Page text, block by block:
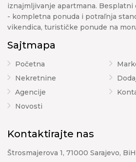
iznajmljivanje apartmana.
- kompletna ponuda i potraľnja
vikendica, turističke ponude na
Sajtmapa
Početna
Nekretnine
Agencije
Novosti
Kontaktirajte nas
Štrosmajerova 1, 71000 Sarajevo, BiH